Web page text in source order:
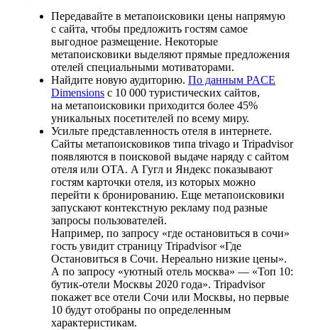
Передавайте в метапоисковики цены напрямую
с сайта, чтобы предложить гостям самое
выгодное размещение. Некоторые
метапоисковики выделяют прямые предложения
отелей специальными мотиваторами.
Найдите новую аудиторию. По данным PACE
Dimensions с 10 000 туристических сайтов,
на метапоисковики приходится более 45%
уникальных посетителей по всему миру.
Усильте представленность отеля в интернете.
Сайты метапоисковиков типа trivago и Tripadvisor
появляются в поисковой выдаче наряду с сайтом
отеля или ОТА. А Гугл и Яндекс показывают
гостям карточки отеля, из которых можно
перейти к бронированию. Еще метапоисковики
запускают контекстную рекламу под разные
запросы пользователей.
Например, по запросу «где остановиться в сочи»
гость увидит страницу Tripadvisor «Где
Остановиться в Сочи. Нереально низкие цены».
А по запросу «уютный отель москва» — «Топ 10:
бутик-отели Москвы 2020 года». Tripadvisor
покажет все отели Сочи или Москвы, но первые
10 будут отобраны по определенным
характеристикам.